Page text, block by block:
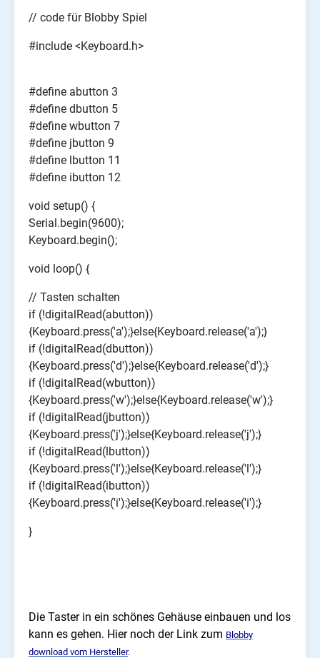
// code für Blobby Spiel
#include <Keyboard.h>
#define abutton 3
#define dbutton 5
#define wbutton 7
#define jbutton 9
#define lbutton 11
#define ibutton 12
void setup() {
Serial.begin(9600);
Keyboard.begin();
void loop() {
// Tasten schalten
if (!digitalRead(abutton))
{Keyboard.press('a');}else{Keyboard.release('a');}
if (!digitalRead(dbutton))
{Keyboard.press('d');}else{Keyboard.release('d');}
if (!digitalRead(wbutton))
{Keyboard.press('w');}else{Keyboard.release('w');}
if (!digitalRead(jbutton))
{Keyboard.press('j');}else{Keyboard.release('j');}
if (!digitalRead(lbutton))
{Keyboard.press('l');}else{Keyboard.release('l');}
if (!digitalRead(ibutton))
{Keyboard.press('i');}else{Keyboard.release('i');}
}
Die Taster in ein schönes Gehäuse einbauen und los
kann es gehen. Hier noch der Link zum Blobby
download vom Hersteller.